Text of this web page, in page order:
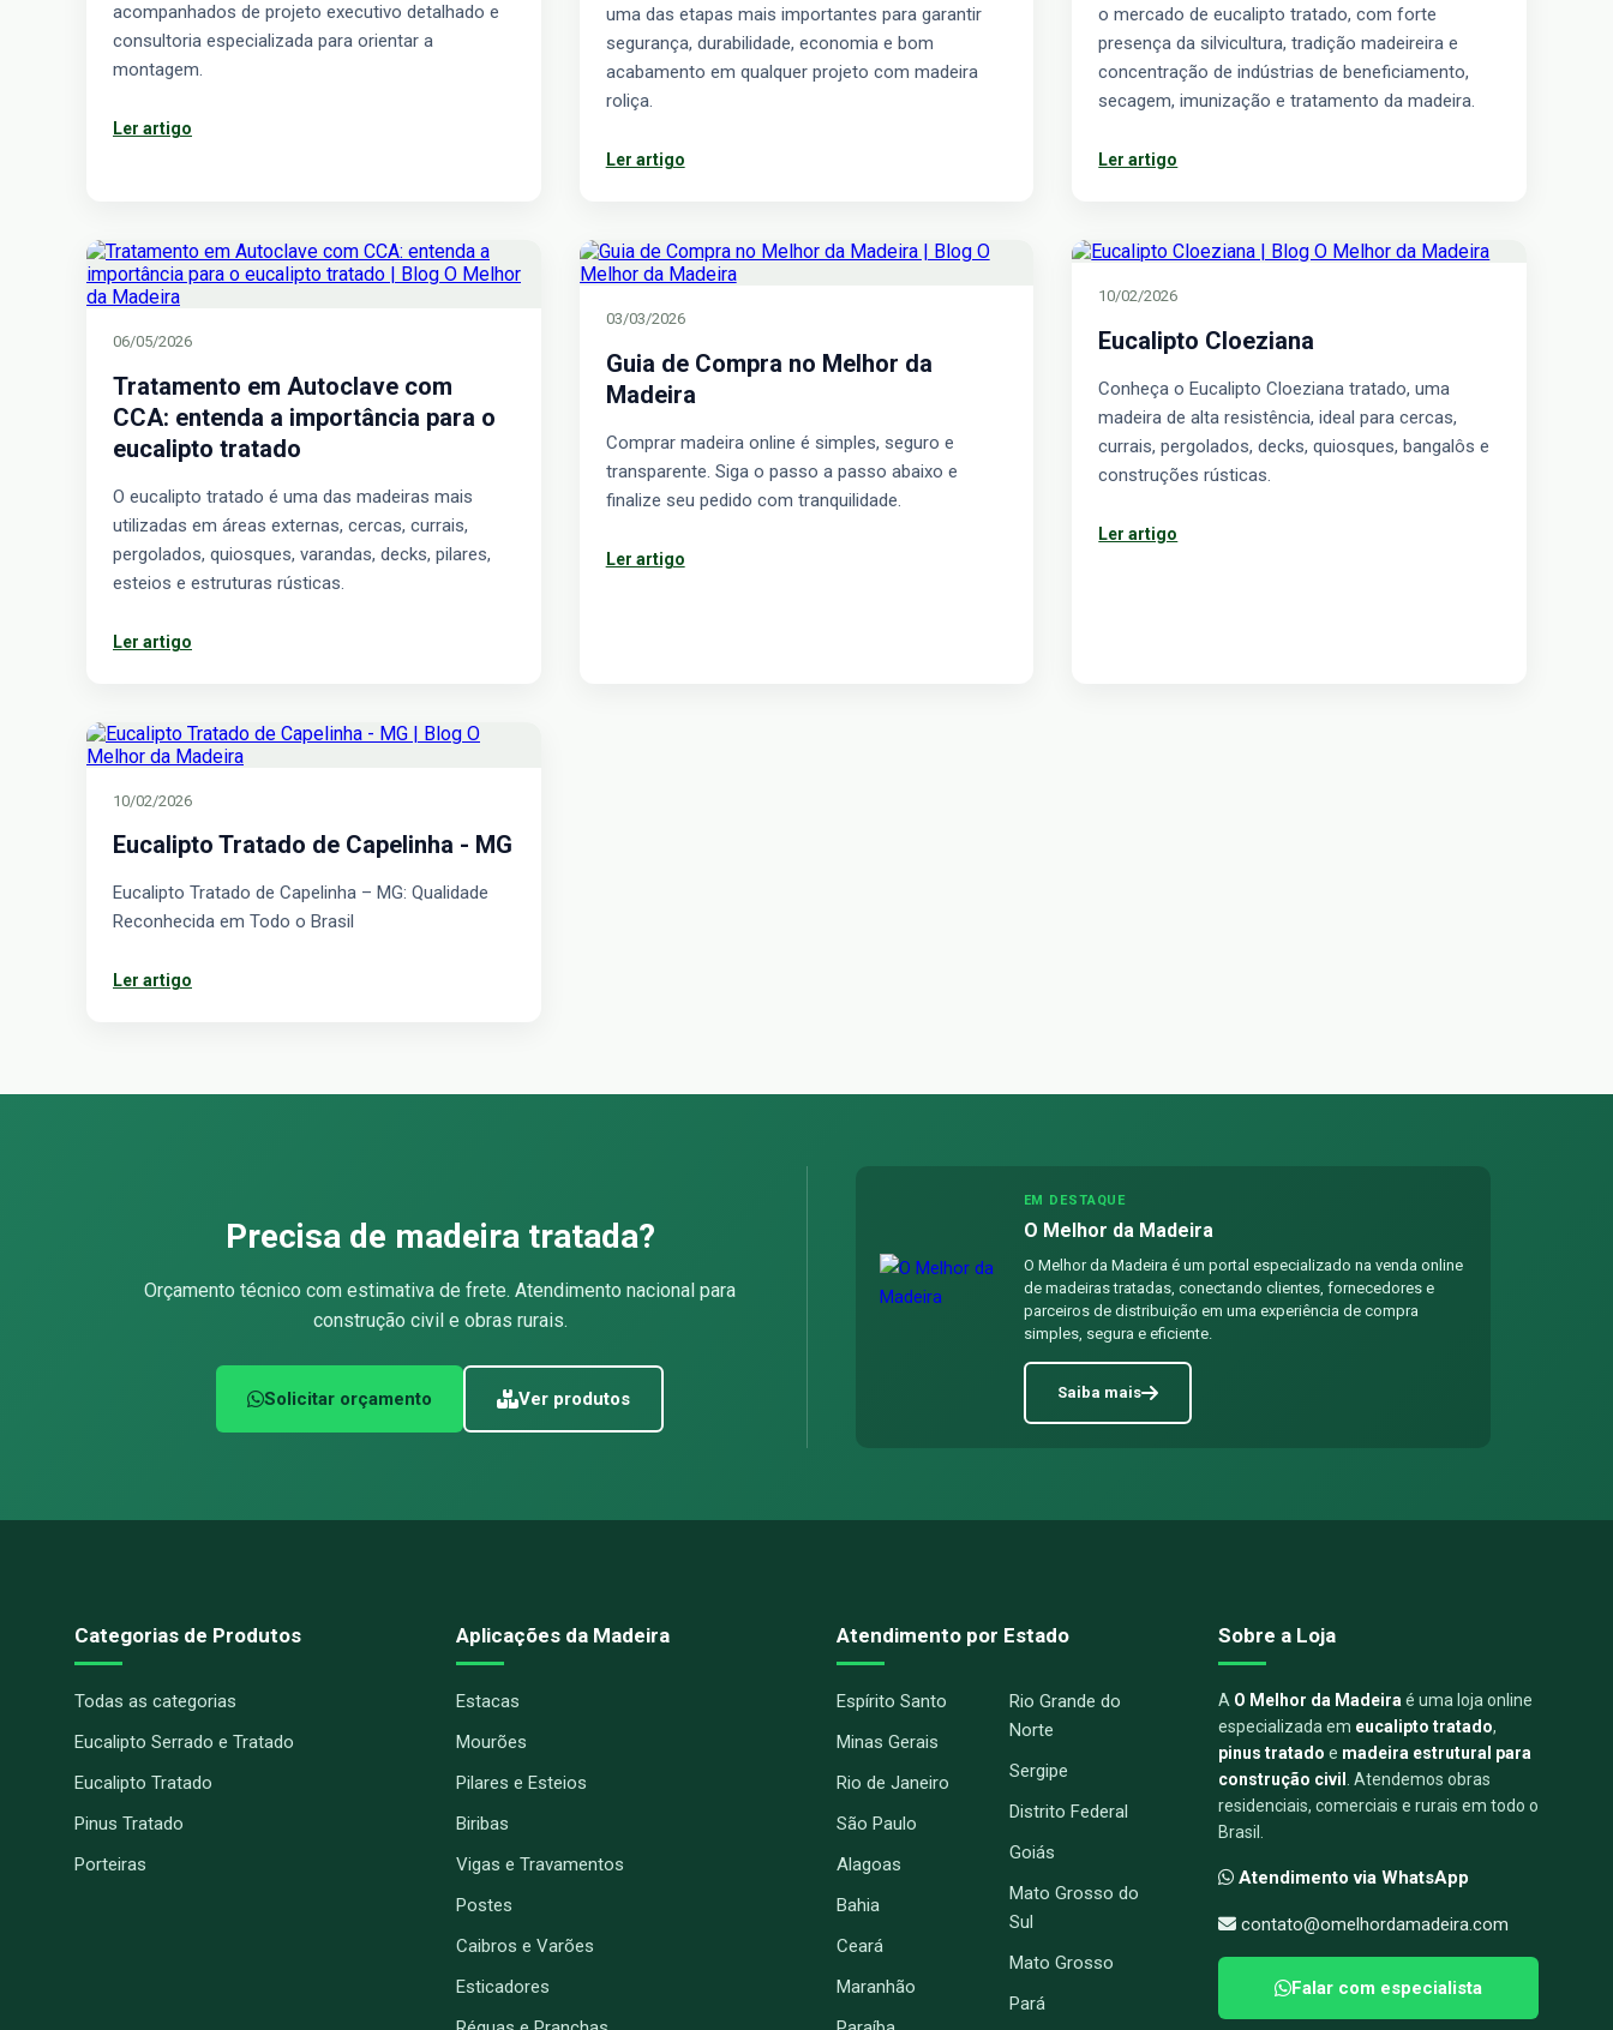
acompanhados de projeto executivo detalhado e
consultoria especializada para orientar a
montagem.
Ler artigo
uma das etapas mais importantes para garantir
segurança, durabilidade, economia e bom
acabamento em qualquer projeto com madeira
roliça.
Ler artigo
o mercado de eucalipto tratado, com forte
presença da silvicultura, tradição madeireira e
concentração de indústrias de beneficiamento,
secagem, imunização e tratamento da madeira.
Ler artigo
06/05/2026
Tratamento em Autoclave com
CCA: entenda a importância para o
eucalipto tratado
O eucalipto tratado é uma das madeiras mais
utilizadas em áreas externas, cercas, currais,
pergolados, quiosques, varandas, decks, pilares,
esteios e estruturas rústicas.
Ler artigo
03/03/2026
Guia de Compra no Melhor da
Madeira
Comprar madeira online é simples, seguro e
transparente. Siga o passo a passo abaixo e
finalize seu pedido com tranquilidade.
Ler artigo
10/02/2026
Eucalipto Cloeziana
Conheça o Eucalipto Cloeziana tratado, uma
madeira de alta resistência, ideal para cercas,
currais, pergolados, decks, quiosques, bangalôs e
construções rústicas.
Ler artigo
10/02/2026
Eucalipto Tratado de Capelinha - MG
Eucalipto Tratado de Capelinha – MG: Qualidade
Reconhecida em Todo o Brasil
Ler artigo
Precisa de madeira tratada?
Orçamento técnico com estimativa de frete. Atendimento nacional para
construção civil e obras rurais.
Solicitar orçamento Ver produtos
EM DESTAQUE
O Melhor da Madeira
O Melhor da Madeira é um portal especializado na venda online
de madeiras tratadas, conectando clientes, fornecedores e
parceiros de distribuição em uma experiência de compra
simples, segura e eficiente.
Saiba mais
Categorias de Produtos
Todas as categorias
Eucalipto Serrado e Tratado
Eucalipto Tratado
Pinus Tratado
Porteiras
Aplicações da Madeira
Estacas
Mourões
Pilares e Esteios
Biribas
Vigas e Travamentos
Postes
Caibros e Varões
Esticadores
Atendimento por Estado
Espírito Santo
Minas Gerais
Rio de Janeiro
São Paulo
Alagoas
Bahia
Ceará
Maranhão
Rio Grande do
Norte
Sergipe
Distrito Federal
Goiás
Mato Grosso do
Sul
Mato Grosso
Pará
Sobre a Loja
A O Melhor da Madeira é uma loja online
especializada em eucalipto tratado,
pinus tratado e madeira estrutural para
construção civil
. Atendemos obras
residenciais, comerciais e rurais em todo o
Brasil.
Atendimento via WhatsApp
contato@omelhordamadeira.com
Falar com especialista